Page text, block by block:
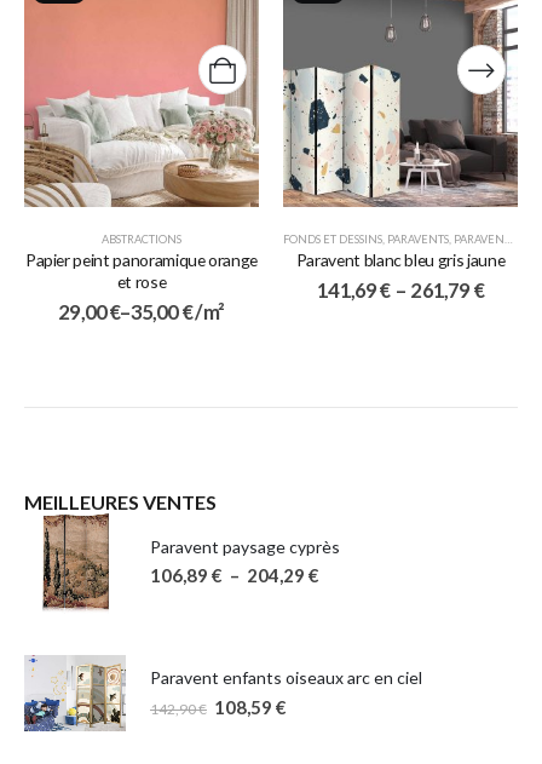
ABSTRACTIONS
Papier peint panoramique orange
et rose
29,00€–35,00€/ m²
FONDS ET DESSINS PARAVENTS PARAVENTS 5 VOLETS
Paravent blanc bleu gris jaune
141,69€ – 261,79 €
MEILLEURES VENTES
Paravent paysage cyprès
106,89 € – 204,29 €
Paravent enfants oiseaux arc en ciel
142,90€ 108,59 €